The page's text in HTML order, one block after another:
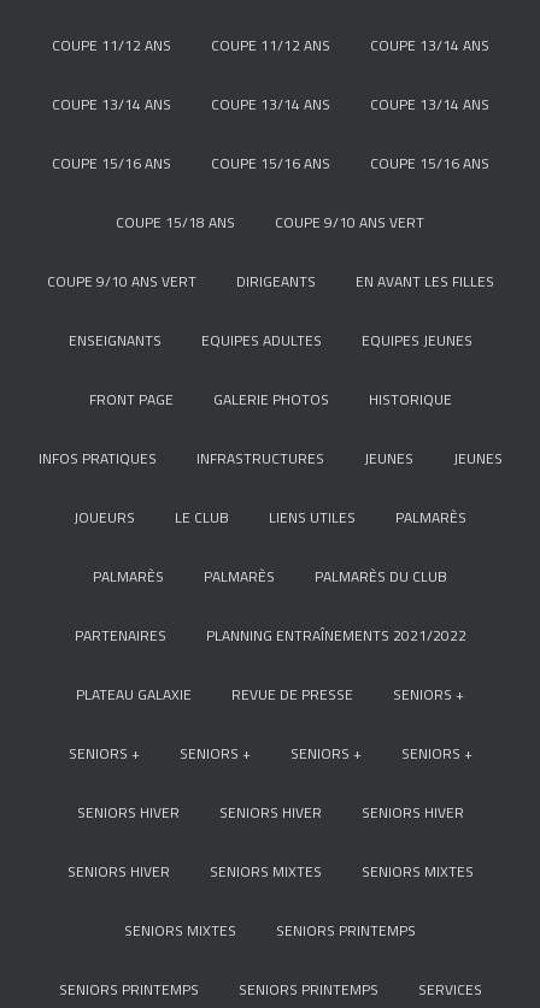
COUPE 11/12 ANS COUPE 11/12 ANS COUPE 13/14 ANS
COUPE 13/14 ANS COUPE 13/14 ANS COUPE 13/14 ANS
COUPE 15/16 ANS COUPE 15/16 ANS COUPE 15/16 ANS
COUPE 15/18 ANS COUPE 9/10 ANS VERT
COUPE 9/10 ANS VERT DIRIGEANTS EN AVANT LES FILLES
ENSEIGNANTS EQUIPES ADULTES EQUIPES JEUNES
FRONT PAGE GALERIE PHOTOS HISTORIQUE
INFOS PRATIQUES INFRASTRUCTURES JEUNES JEUNES
JOUEURS LE CLUB LIENS UTILES PALMARÈS
PALMARÈS PALMARÈS PALMARÈS DU CLUB
PARTENAIRES PLANNING ENTRAÎNEMENTS 2021/2022
PLATEAU GALAXIE REVUE DE PRESSE SENIORS +
SENIORS + SENIORS + SENIORS + SENIORS +
SENIORS HIVER SENIORS HIVER SENIORS HIVER
SENIORS HIVER SENIORS MIXTES SENIORS MIXTES
SENIORS MIXTES SENIORS PRINTEMPS
SENIORS PRINTEMPS SENIORS PRINTEMPS SERVICES